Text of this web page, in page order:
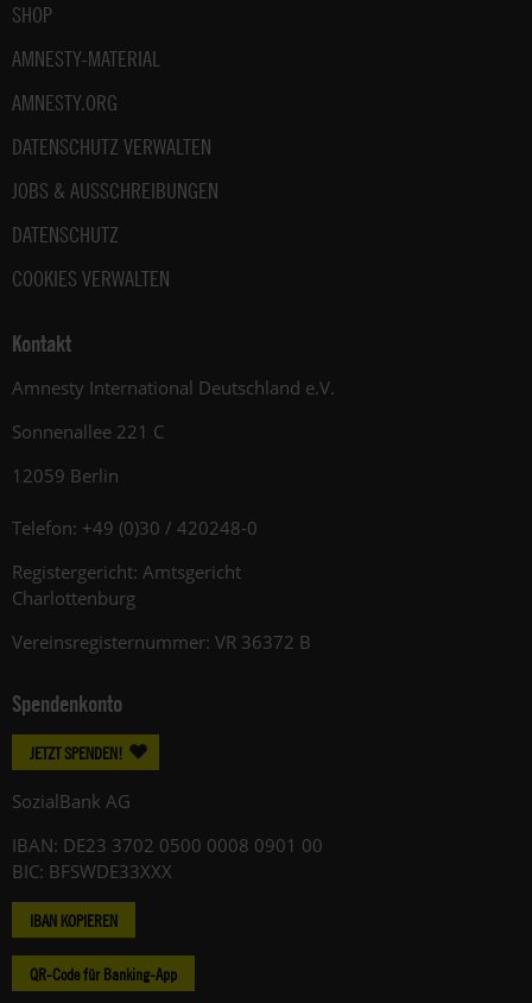
SHOP
AMNESTY-MATERIAL
AMNESTY.ORG
DATENSCHUTZ VERWALTEN
JOBS & AUSSCHREIBUNGEN
DATENSCHUTZ
COOKIES VERWALTEN
Kontakt
Amnesty International Deutschland e.V.
Sonnenallee 221 C
12059 Berlin
Telefon: +49 (0)30 / 420248-0
Registergericht: Amtsgericht
Charlottenburg
Vereinsregisternummer: VR 36372 B
Spendenkonto
JETZT SPENDEN!
SozialBank AG
IBAN: DE23 3702 0500 0008 0901 00
BIC: BFSWDE33XXX
IBAN KOPIEREN
QR-Code für Banking-App